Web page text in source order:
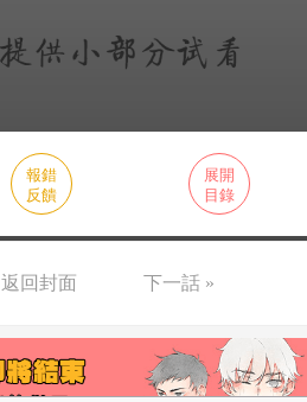
報錯
反饋
展開
目錄
返回封面 下一話 »